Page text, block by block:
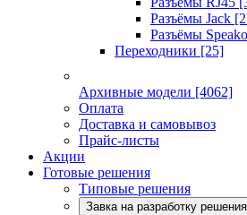
Разъёмы Jack
Разъёмы
Переходники [25]
Архивные модели [4062]
Оплата
Доставка и самовывоз
Прайс-листы
Акции
Готовые решения
Типовые решения
Завка на разработку решения